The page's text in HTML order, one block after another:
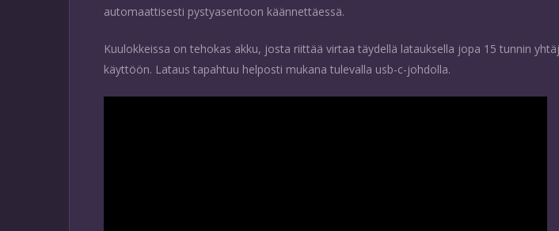
automaattisesti pystyasentoon käännettäessä.
Kuulokkeissa on tehokas akku, josta riittää virtaa täydellä latauksella jopa 15 tunnin
käyttöön. Lataus tapahtuu helposti mukana tulevalla usb-c-johdolla.